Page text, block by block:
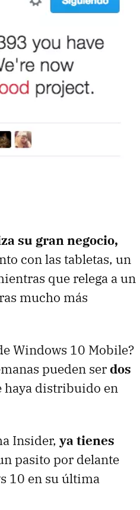
su gran negocio,
con las tabletas, un
que relega a un
mucho más
Windows 10 Mobile?
pueden serdos
haya distribuido en
Insider, ya tienes
pasito por delante
10 en su última